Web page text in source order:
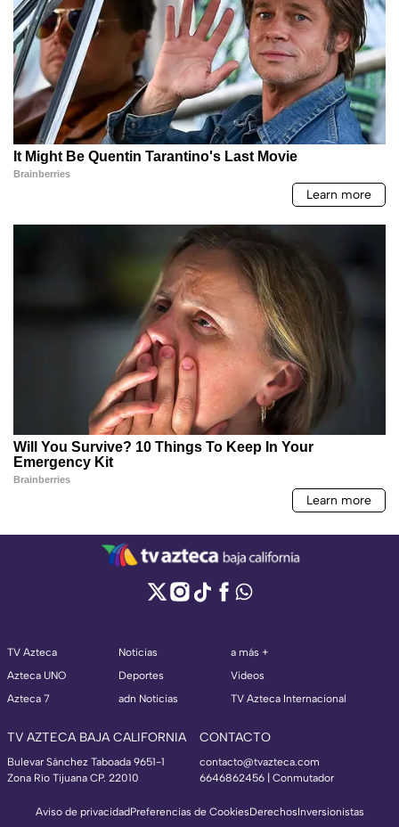
TV Azteca
Azteca UNO
Azteca 7
Noticias
Deportes
adn Noticias
a más +
Videos
TV Azteca Internacional
TV AZTECA BAJA CALIFORNIA
Bulevar Sánchez Taboada 9651-1
Zona Río Tijuana CP. 22010
CONTACTO
contacto@tvazteca.com
6646862456 | Conmutador
Aviso de privacidadPreferencias de CookiesDerechosInversionistas